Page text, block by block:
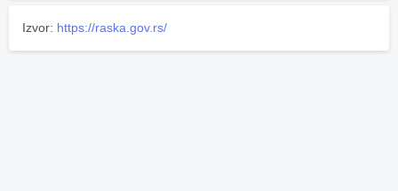
Izvor: https://raska.gov.rs/